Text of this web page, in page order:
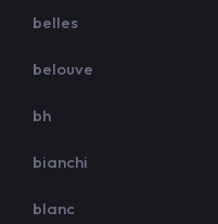
belles
belouve
bh
bianchi
blanc